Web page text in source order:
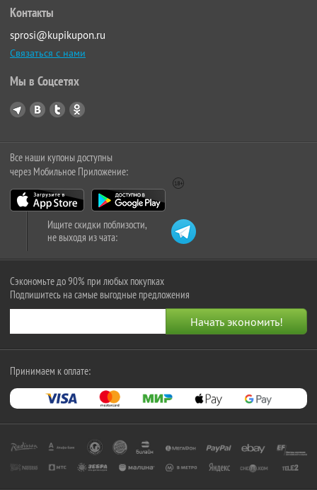
Контакты
sprosi@kupikupon.ru
Связаться с нами
Мы в Соцсетях
Все наши купоны доступны
через Мобильное Приложение:
Ищите скидки поблизости,
не выходя из чата:
Сэкономьте до 90% при любых покупках
Подпишитесь на самые выгодные предложения
Принимаем к оплате: